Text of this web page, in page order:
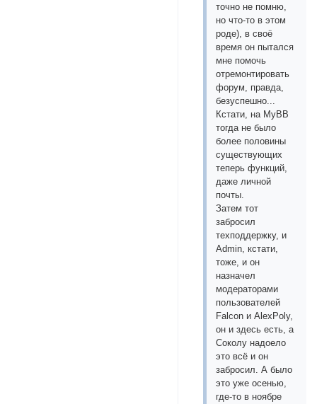
точно не помню,
но что-то в этом
роде), в своё
время он пытался
мне помочь
отремонтировать
форум, правда,
безуспешно...
Кстати, на MyBB
тогда не было
более половины
существующих
теперь функций,
даже личной
почты.
Затем тот
забросил
техподдержку, и
Admin, кстати,
тоже, и он
назначел
модераторами
пользователей
Falcon и AlexPoly,
он и здесь есть, а
Соколу надоело
это всё и он
забросил. А было
это уже осенью,
где-то в ноябре